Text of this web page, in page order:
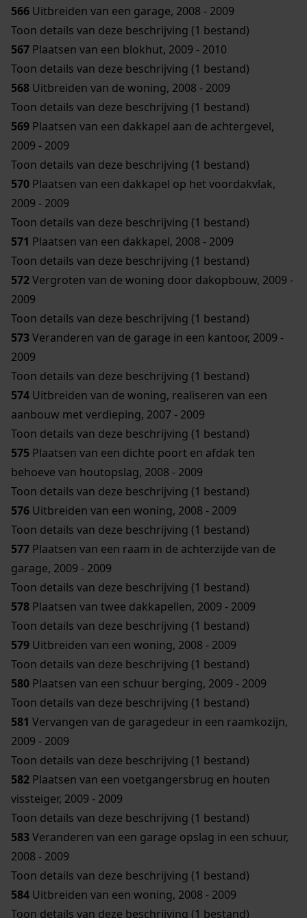
566 Uitbreiden van een garage, 2008 - 2009
Toon details van deze beschrijving (1 bestand)
567 Plaatsen van een blokhut, 2009 - 2010
Toon details van deze beschrijving (1 bestand)
568 Uitbreiden van de woning, 2008 - 2009
Toon details van deze beschrijving (1 bestand)
569 Plaatsen van een dakkapel aan de achtergevel,
2009 - 2009
Toon details van deze beschrijving (1 bestand)
570 Plaatsen van een dakkapel op het voordakvlak,
2009 - 2009
Toon details van deze beschrijving (1 bestand)
571 Plaatsen van een dakkapel, 2008 - 2009
Toon details van deze beschrijving (1 bestand)
572Vergroten van de woning door dakopbouw, 2009 -
2009
Toon details van deze beschrijving (1 bestand)
573Veranderen van de garage in een kantoor, 2009 -
2009
Toon details van deze beschrijving (1 bestand)
574 Uitbreiden van de woning, realiseren van een
aanbouw met verdieping, 2007 - 2009
Toon details van deze beschrijving (1 bestand)
575 Plaatsen van een dichte poort en afdak ten
behoeve van houtopslag, 2008 - 2009
Toon details van deze beschrijving (1 bestand)
576 Uitbreiden van een woning, 2008 - 2009
Toon details van deze beschrijving (1 bestand)
577 Plaatsen van een raam in de achterzijde van de
garage, 2009 - 2009
Toon details van deze beschrijving (1 bestand)
578 Plaatsen van twee dakkapellen, 2009 - 2009
Toon details van deze beschrijving (1 bestand)
579 Uitbreiden van een woning, 2008 - 2009
Toon details van deze beschrijving (1 bestand)
580 Plaatsen van een schuur berging, 2009 - 2009
Toon details van deze beschrijving (1 bestand)
581 Vervangen van de garagedeur in een raamkozijn,
2009 - 2009
Toon details van deze beschrijving (1 bestand)
582 Plaatsen van een voetgangersbrug en houten
vissteiger, 2009 - 2009
Toon details van deze beschrijving (1 bestand)
583Veranderen van een garage opslag in een schuur,
2008 - 2009
Toon details van deze beschrijving (1 bestand)
584 Uitbreiden van een woning, 2008 - 2009
Toon details van deze beschrijving (1 bestand)